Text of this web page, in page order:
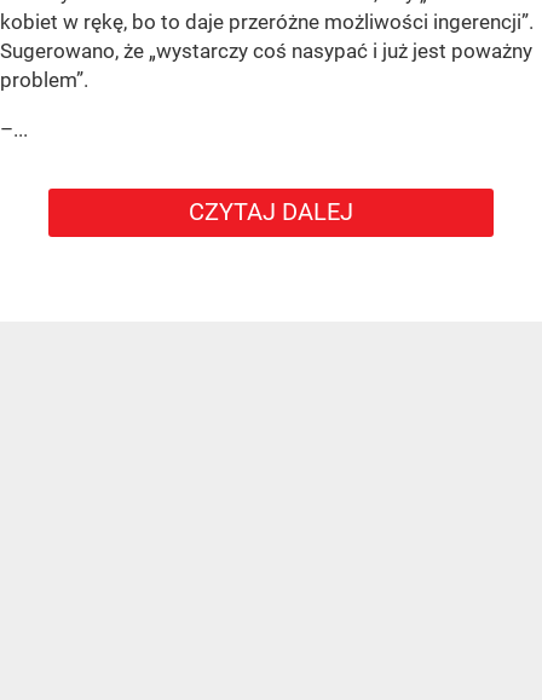
kobiet w rękę, bo to daje przeróżne możliwości ingerencji”.
Sugerowano, że „wystarczy coś nasypać i już jest poważny
problem”.
–...
CZYTAJ DALEJ